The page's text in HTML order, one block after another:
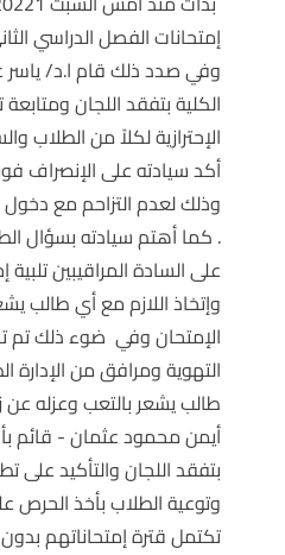
وفي صدد ذلك قام ا.د/ ياسر
الكلية بتفقد اللجان
الإحترازية لكلاً من الطلاب
أكد سيادته على الإنصراف
وذلك لعدم التزاحم مع دخول
. كما أهتم سيادته بسؤال
على السادة المراقيبين تلبية
وإتخاذ اللازم مع أي طالب
الإمتحان وفي ضوء ذلك
التهوية ومرافق من
طالب يشعر بالتعب وعزله
أيمن محمود عثمان - قائم
بتفقد اللجان والتأكيد على
وتوعية الطلاب بأخذ
تكتمل قترة إمتحاناتهم